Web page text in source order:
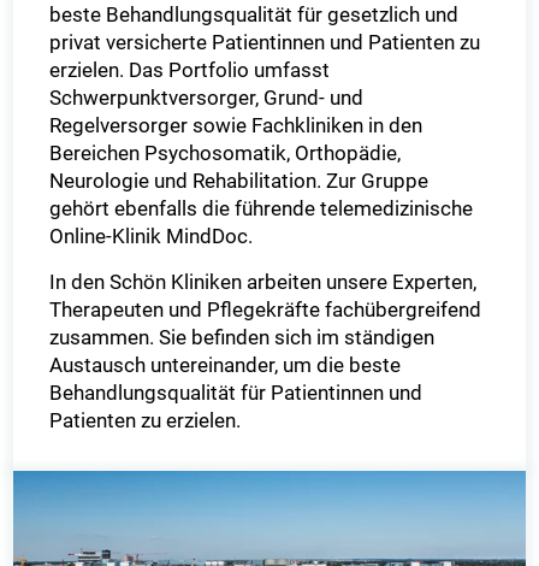
beste Behandlungsqualität für gesetzlich und
privat versicherte Patientinnen und Patienten zu
erzielen. Das Portfolio umfasst
Schwerpunktversorger, Grund- und
Regelversorger sowie Fachkliniken in den
Bereichen Psychosomatik, Orthopädie,
Neurologie und Rehabilitation. Zur Gruppe
gehört ebenfalls die führende telemedizinische
Online-Klinik MindDoc.
In den Schön Kliniken arbeiten unsere Experten,
Therapeuten und Pflegekräfte fachübergreifend
zusammen. Sie befinden sich im ständigen
Austausch untereinander, um die beste
Behandlungsqualität für Patientinnen und
Patienten zu erzielen.